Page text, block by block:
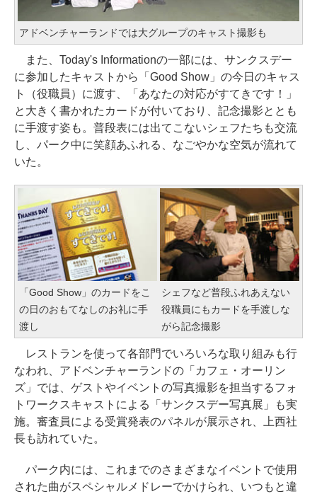
アドベンチャーランドでは大グループのキャスト撮影も
また、Today's Informationの一部には、サンクスデー
に参加したキャストから「Good Show」の今日のキャス
ト（役職員）に渡す、「あなたの対応がすてきです！」
と大きく書かれたカードが付いており、記念撮影ととも
に手渡す姿も。普段表には出てこないシェフたちも交流
し、パーク中に笑顔あふれる、なごやかな空気が流れて
いた。
「Good Show」のカードをこ
の日のおもてなしのお礼に手
渡し
シェフなど普段ふれあえない
役職員にもカードを手渡しな
がら記念撮影
レストランを使って各部門でいろいろな取り組みも行
なわれ、アドベンチャーランドの「カフェ・オーリン
ズ」では、ゲストやイベントの写真撮影を担当するフォ
トワークスキャストによる「サンクスデー写真展」も実
施。審査員による受賞発表のパネルが展示され、上西社
長も訪れていた。
パーク内には、これまでのさまざまなイベントで使用
された曲がスペシャルメドレーでかけられ、いつもと違